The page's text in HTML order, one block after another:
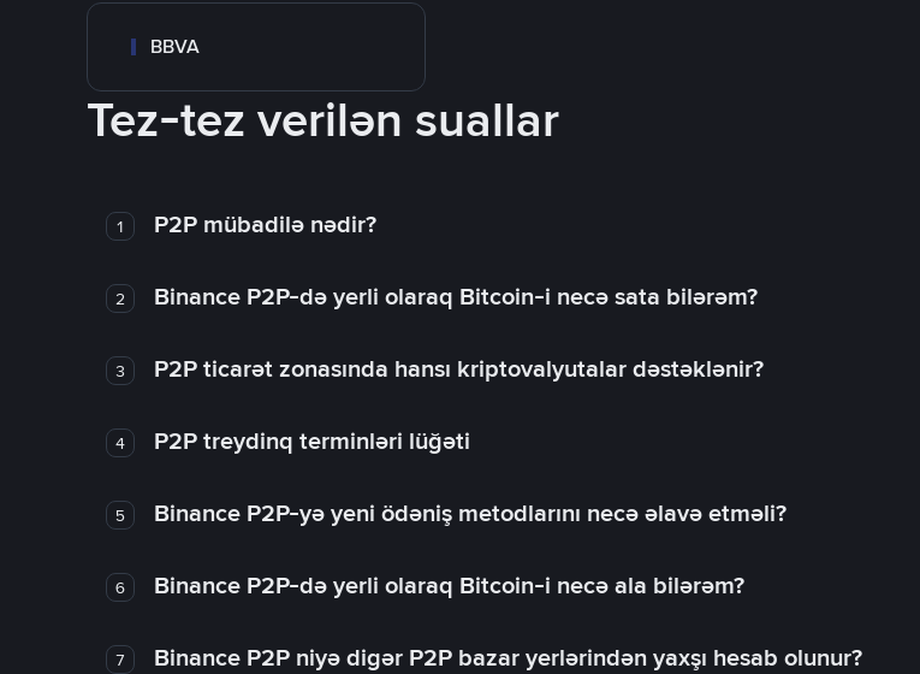
BBVA
Tez-tez verilən suallar
1 P2P mübadilə nədir?
2 Binance P2P-də yerli olaraq Bitcoin-i necə sata bilərəm?
3 P2P ticarət zonasında hansı kriptovalyutalar dəstəklənir?
4 P2P treydinq terminləri lüğəti
5 Binance P2P-yə yeni ödəniş metodlarını necə əlavə etməli?
6 Binance P2P-də yerli olaraq Bitcoin-i necə ala bilərəm?
7 Binance P2P niyə digər P2P bazar yerlərindən yaxşı hesab olunur?